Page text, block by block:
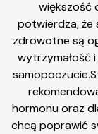
większość
potwierdza, że
zdrowotne są
wytrzymałość i
hormonu oraz
chcą poprawić